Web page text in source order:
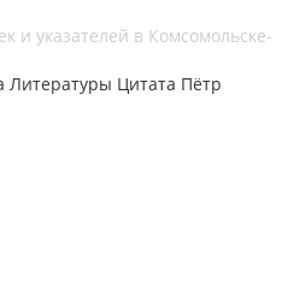
и указателей в Комсомольске-
Литературы Цитaта Пётр